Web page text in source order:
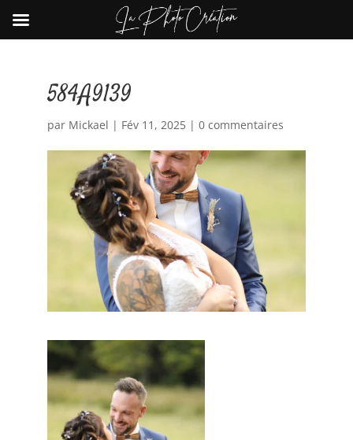
584A9139
par Mickael | Fév 11, 2025| 0 commentaires